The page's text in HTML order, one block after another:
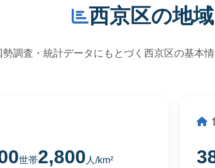
西京区の地
勢調査・統計データにもとづく西京区の基本
世帯2,800 人/km²